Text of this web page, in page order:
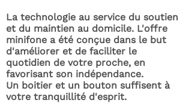
La technologie au service du soutien
et du maintien au domicile. L'offre
minifone a été conçue dans le but
d'améliorer et de faciliter le
quotidien de votre proche, en
favorisant son indépendance.
Un boitier et un bouton suffisent à
votre tranquillité d'esprit.